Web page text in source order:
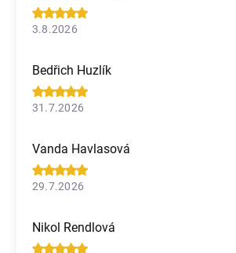
3.8.2026
Bedřich Huzlík
31.7.2026
Vanda Havlasová
29.7.2026
Nikol Rendlová